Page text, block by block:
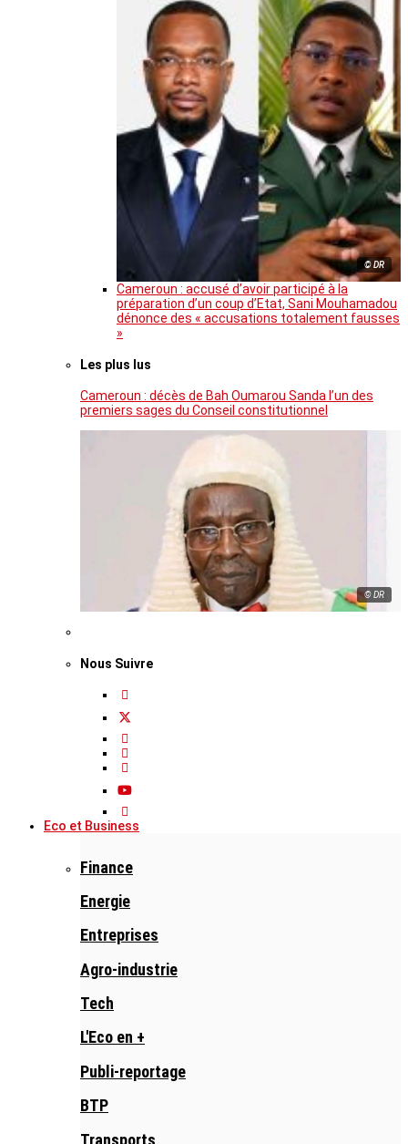
© DR
Cameroun : accusé d’avoir participé à la
préparation d’un coup d’Etat, Sani Mouhamadou
dénonce des « accusations totalement fausses
»
Les plus lus
Cameroun : décès de Bah Oumarou Sanda l’un des
premiers sages du Conseil constitutionnel
© DR
Nous Suivre
Eco et Business
Finance
Energie
Entreprises
Agro-industrie
Tech
L'Eco en +
Publi-reportage
BTP
Transports